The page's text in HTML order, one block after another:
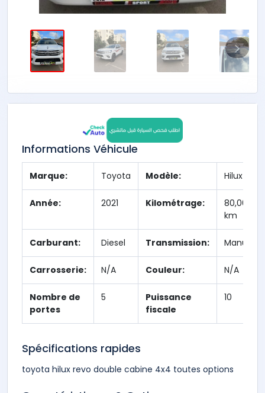
Informations Véhicule
Marque: Toyota Modèle: Hilux
Année: 2021 Kilométrage:
80,000
km
Carburant: Diesel Transmission: Manuelle
Carrosserie: N/A Couleur: N/A
Nombre de
portes
5
Puissance
fiscale
10
Spécifications rapides
toyota hilux revo double cabine 4x4 toutes options